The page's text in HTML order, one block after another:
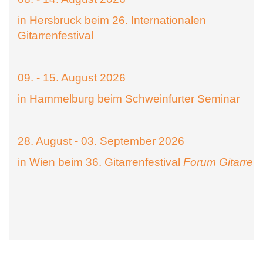
in Hersbruck beim 26. Internationalen
Gitarrenfestival
09. - 15. August 2026
in Hammelburg beim Schweinfurter Seminar
28. August - 03. September 2026
in Wien beim 36. Gitarrenfestival Forum Gitarre